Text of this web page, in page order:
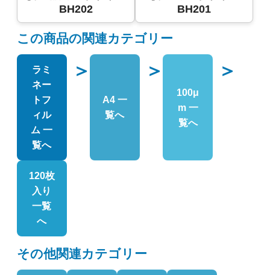
BH202
BH201
この商品の関連カテゴリー
ラミ
ネー
トフ
ィル
ム 一
覧へ
＞
A4 一
覧へ
＞
100μ
m 一
覧へ
＞
120枚
入り
一覧
へ
その他関連カテゴリー